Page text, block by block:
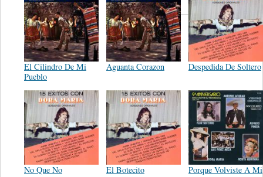
El Cilindro De Mi
Pueblo
Aguanta Corazon Despedida De Soltero
No Que No El Botecito
Porque Volviste A Mi